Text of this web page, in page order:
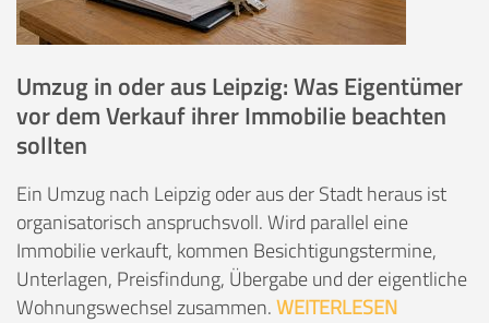
Umzug in oder aus Leipzig: Was Eigentümer
vor dem Verkauf ihrer Immobilie beachten
sollten
Ein Umzug nach Leipzig oder aus der Stadt heraus ist
organisatorisch anspruchsvoll. Wird parallel eine
Immobilie verkauft, kommen Besichtigungstermine,
Unterlagen, Preisfindung, Übergabe und der eigentliche
Wohnungswechsel zusammen.WEITERLESEN